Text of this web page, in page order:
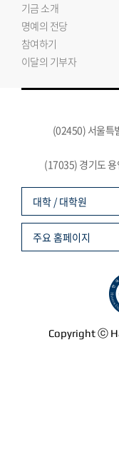
기금 소개
명예의 전당
참여하기
이달의 기부자
(02450) 서울특
(17035) 경기도
Copyright ⓒ
대학 / 대학원
주요 홈페이지